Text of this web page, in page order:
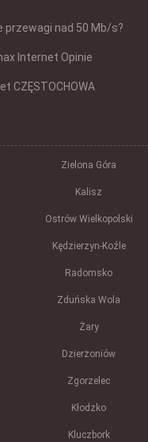
przewagi nad 50 Mb/s?
Internet Opinie
CZĘSTOCHOWA
Zielona Góra
Kalisz
Ostrów Wielkopolski
Kędzierzyn-Koźle
Radomsko
Zduńska Wola
Żary
Dzierżoniów
Zgorzelec
Kłodzko
Kluczbork